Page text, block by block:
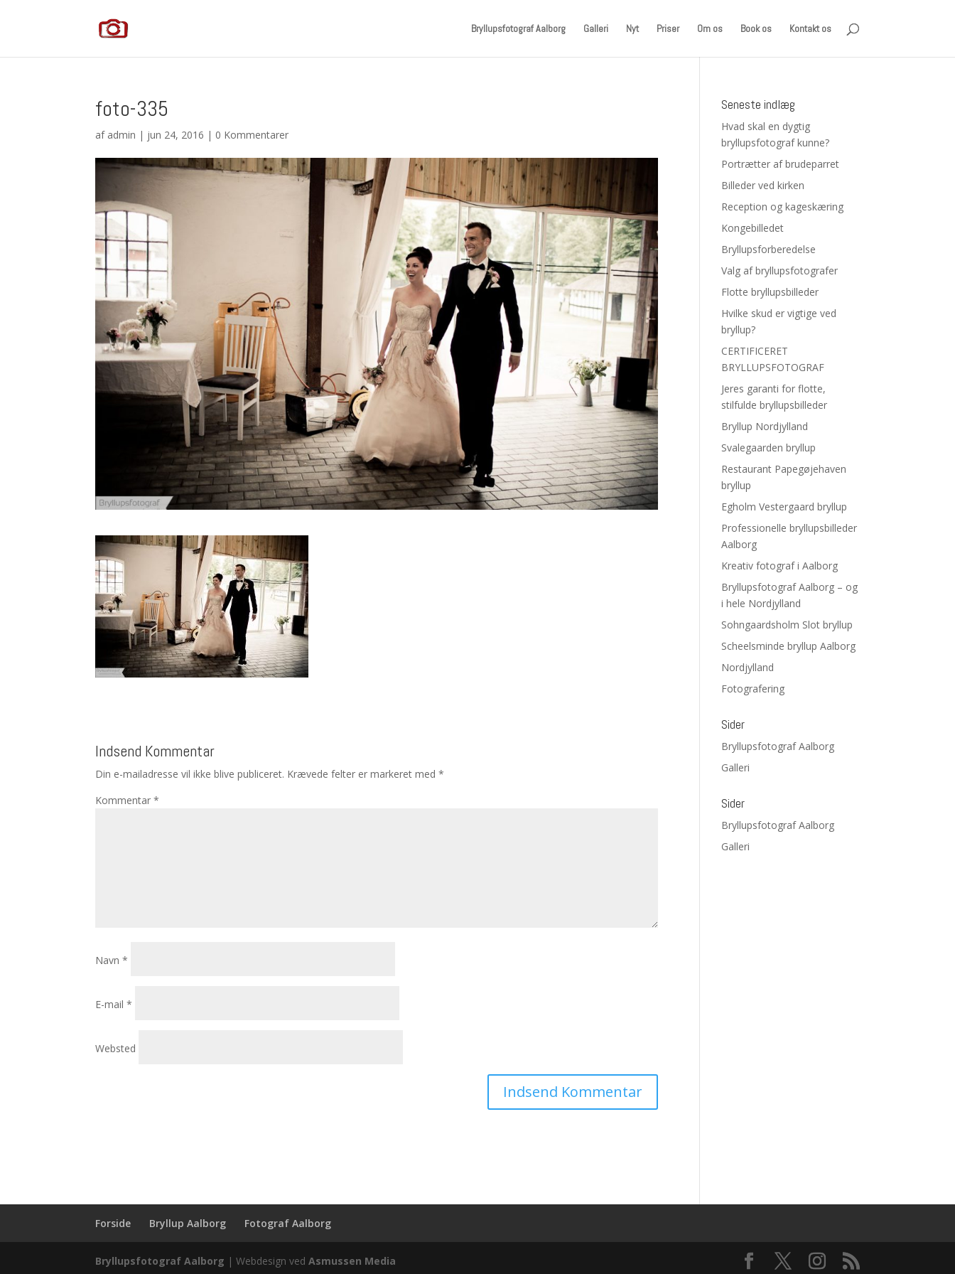
Bryllupsfotograf Aalborg Galleri Nyt Priser Om os Book os Kontakt os
foto-335
af admin | jun 24, 2016 | 0 Kommentarer
Indsend Kommentar
Din e-mailadresse vil ikke blive publiceret. Krævede felter er markeret med*
Kommentar*
Navn*
E-mail*
Websted
Seneste indlæg
Hvad skal en dygtig
bryllupsfotograf kunne?
Portrætter af brudeparret
Billeder ved kirken
Reception og kageskæring
Kongebilledet
Bryllupsforberedelse
Valg af bryllupsfotografer
Flotte bryllupsbilleder
Hvilke skud er vigtige ved
bryllup?
CERTIFICERET
BRYLLUPSFOTOGRAF
Jeres garanti for flotte,
stilfulde bryllupsbilleder
Bryllup Nordjylland
Svalegaarden bryllup
Restaurant Papegøjehaven
bryllup
Egholm Vestergaard bryllup
Professionelle bryllupsbilleder
Aalborg
Kreativ fotograf i Aalborg
Bryllupsfotograf Aalborg – og
i hele Nordjylland
Sohngaardsholm Slot bryllup
Scheelsminde bryllup Aalborg
Nordjylland
Fotografering
Sider
Bryllupsfotograf Aalborg
Galleri
Sider
Bryllupsfotograf Aalborg
Galleri
Forside Bryllup Aalborg Fotograf Aalborg
Bryllupsfotograf Aalborg | Webdesign vedAsmussen Media